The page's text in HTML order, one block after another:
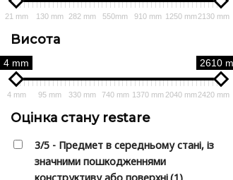
21 mm 130 mm 282 mm 550mm 910 mm 1250 mm 2130 mm
Висота
4 mm 2610
4 mm 95 mm 330 mm 740 mm 1370 mm 2040 mm 2420 mm
Оцінка стану restare
3/5 - Предмет в середньому стані, із
значними пошкодженнями